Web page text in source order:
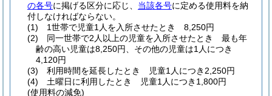
の各号に掲げる区分に応じ、 当該各号に定める使用料を納
付しなければならない。
(1)
1世帯で児童1人を入所させたとき 8,250円
(2)
同一世帯で2人以上の児童を入所させたとき 最も年
齢の高い児童は8,250円、その他の児童は1人につき
4,120円
(3)
利用時間を延長したとき 児童1人につき2,250円
(4)
土曜日に利用したとき 児童1人につき1,800円
(使用料の減免)